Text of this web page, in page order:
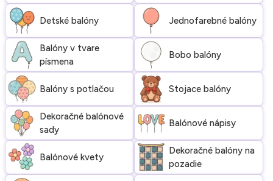
Detské balóny Jednofarebné balóny
Balóny v tvare
písmena
Bobo balóny
Balóny s potlačou Stojace balóny
Dekoračné balónové
sady
Balónové nápisy
Balónové kvety
Dekoračné balóny na
pozadie